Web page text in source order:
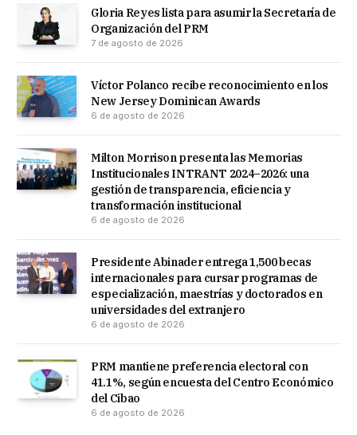
Gloria Reyes lista para asumir la Secretaría de
Organización del PRM
7 de agosto de 2026
Víctor Polanco recibe reconocimiento en los
New Jersey Dominican Awards
6 de agosto de 2026
Milton Morrison presenta las Memorias
Institucionales INTRANT 2024–2026: una
gestión de transparencia, eficiencia y
transformación institucional
6 de agosto de 2026
Presidente Abinader entrega 1,500 becas
internacionales para cursar programas de
especialización, maestrías y doctorados en
universidades del extranjero
6 de agosto de 2026
PRM mantiene preferencia electoral con
41.1%, según encuesta del Centro Económico
del Cibao
6 de agosto de 2026